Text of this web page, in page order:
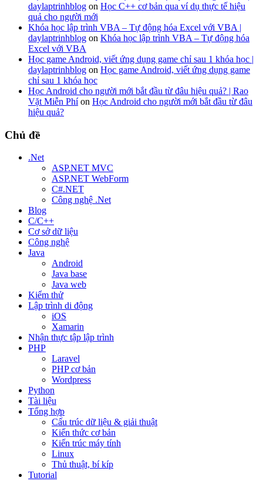
daylaptrinhblog on Học C++ cơ bản qua ví dụ thực tế hiệu
quả cho người mới
Khóa học lập trình VBA – Tự động hóa Excel với VBA |
daylaptrinhblog on Khóa học lập trình VBA – Tự động hóa
Excel với VBA
Học game Android, viết ứng dụng game chỉ sau 1 khóa học |
daylaptrinhblog on Học game Android, viết ứng dụng game
chỉ sau 1 khóa học
Học Android cho người mới bắt đầu từ đâu hiệu quả? | Rao
Vặt Miễn Phíon Học Android cho người mới bắt đầu từ đâu
hiệu quả?
Chủ đề
.Net
ASP.NET MVC
ASP.NET WebForm
C#.NET
Công nghệ .Net
Blog
C/C++
Cơ sở dữ liệu
Công nghệ
Java
Android
Java base
Java web
Kiểm thử
Lập trình di động
iOS
Xamarin
Nhận thực tập lập trình
PHP
Laravel
PHP cơ bản
Wordpress
Python
Tài liệu
Tổng hợp
Cấu trúc dữ liệu & giải thuật
Kiến thức cơ bản
Kiến trúc máy tính
Linux
Thủ thuật, bí kíp
Tutorial